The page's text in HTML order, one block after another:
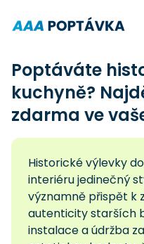
Poptáváte
kuchyně?
zdarma ve
Historické výlevky
interiéru jedinečný
významně přispět k
autenticity starších
instalace a údržba